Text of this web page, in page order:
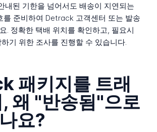
내된 기한을 넘어서도 배송이 지연되는
를 준비하여 Detrack 고객센터 또는 발송
. 정확한 택배 위치를 확인하고, 필요시
기 위한 조사를 진행할 수 있습니다.
패키지를 트래
왜 "반송됨"으로
요?